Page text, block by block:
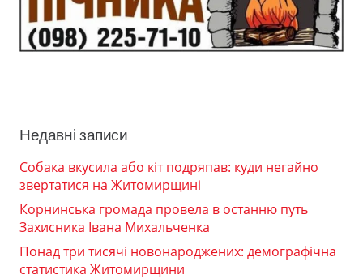
Недавні записи
Собака вкусила або кіт подряпав: куди негайно
звертатися на Житомирщині
Корнинська громада провела в останню путь
Захисника Івана Михальченка
Понад три тисячі новонароджених: демографічна
статистика Житомирщини